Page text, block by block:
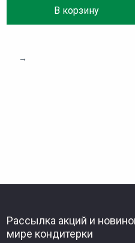
В корзину
→
Рассылка акций и
мире кондитерки